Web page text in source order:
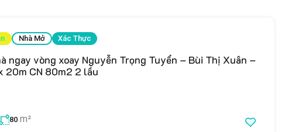
Nhà Mở Xác Thực
ngay vòng xoay Nguyễn Trọng Tuyển – Bùi Thị Xuân –
20m CN 80m2 2 lầu
80 m²